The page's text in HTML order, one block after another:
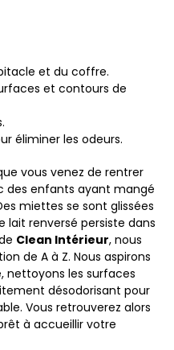
et du coffre.
et contours de
éliminer les odeurs.
vous venez de rentrer
des enfants ayant mangé
miettes se sont glissées
lait renversé persiste dans
Clean Intérieur, nous
de A à Z. Nous aspirons
nettoyons les surfaces
désodorisant pour
Vous retrouverez alors
à accueillir votre